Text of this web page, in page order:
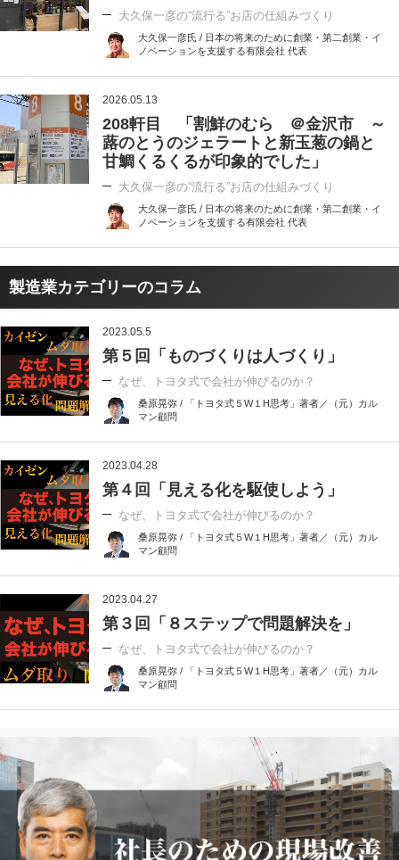
大久保一彦の“流行る”お店の仕組みづくり
大久保一彦氏 / 日本の将来のために創業・第二創業・イ
ノベーションを支援する有限会社 代表
2026.05.13
208軒目 「割鮮のむら ＠金沢市 ～
蕗のとうのジェラートと新玉葱の鍋と
甘鯛くるくるが印象的でした」
大久保一彦の“流行る”お店の仕組みづくり
大久保一彦氏 / 日本の将来のために創業・第二創業・イ
ノベーションを支援する有限会社 代表
製造業カテゴリーのコラム
2023.05.5
第５回「ものづくりは人づくり」
なぜ、トヨタ式で会社が伸びるのか？
桑原晃弥 / 「トヨタ式５W１H思考」著者／（元）カル
マン顧問
2023.04.28
第４回「見える化を駆使しよう」
なぜ、トヨタ式で会社が伸びるのか？
桑原晃弥 / 「トヨタ式５W１H思考」著者／（元）カル
マン顧問
2023.04.27
第３回「８ステップで問題解決を」
なぜ、トヨタ式で会社が伸びるのか？
桑原晃弥 / 「トヨタ式５W１H思考」著者／（元）カル
マン顧問